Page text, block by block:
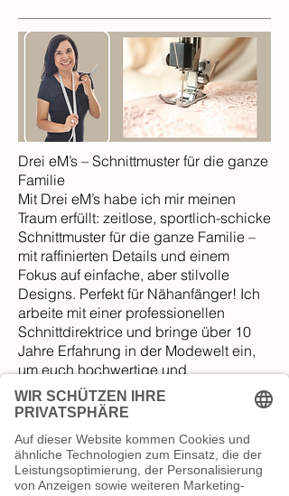
Drei eM’s – Schnittmuster für die ganze
Familie
Mit Drei eM’s habe ich mir meinen
Traum erfüllt: zeitlose, sportlich-schicke
Schnittmuster für die ganze Familie –
mit raffinierten Details und einem
Fokus auf einfache, aber stilvolle
Designs. Perfekt für Nähanfänger! Ich
arbeite mit einer professionellen
Schnittdirektrice und bringe über 10
Jahre Erfahrung in der Modewelt ein,
um euch hochwertige und
durchdachte Schnittmuster mit einer
ausführlichen bebilderten Anleitung zu
Schnittmuster mit Nähguides, in
dennen ich mein Wissen an euch
weitergeben möchte.